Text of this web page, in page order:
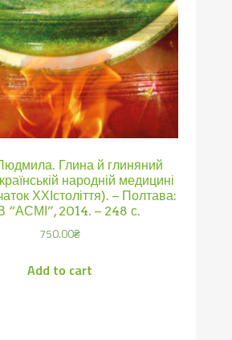
Глина й глиняний
народній медицині
ХХІстоліття). – Полтава:
“АСМІ”, 2014. – 248 с.
750.00₴
Add to cart